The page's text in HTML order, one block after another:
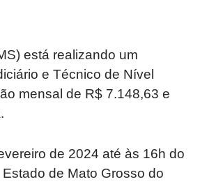
está realizando um
e Técnico de Nível
mensal de R$ 7.148,63 e
de 2024 até às 16h do
de Mato Grosso do